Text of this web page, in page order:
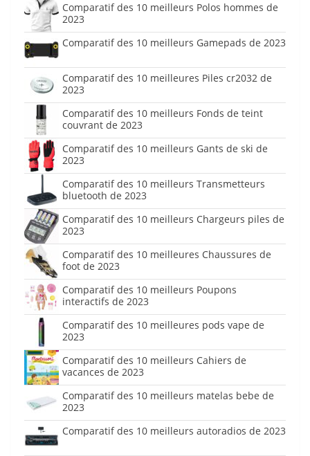
Comparatif des 10 meilleurs Polos hommes de
2023
Comparatif des 10 meilleurs Gamepads de 2023
Comparatif des 10 meilleures Piles cr2032 de
2023
Comparatif des 10 meilleurs Fonds de teint
couvrant de 2023
Comparatif des 10 meilleurs Gants de ski de
2023
Comparatif des 10 meilleurs Transmetteurs
bluetooth de 2023
Comparatif des 10 meilleurs Chargeurs piles de
2023
Comparatif des 10 meilleures Chaussures de
foot de 2023
Comparatif des 10 meilleurs Poupons
interactifs de 2023
Comparatif des 10 meilleures pods vape de
2023
Comparatif des 10 meilleurs Cahiers de
vacances de 2023
Comparatif des 10 meilleurs matelas bebe de
2023
Comparatif des 10 meilleurs autoradios de 2023